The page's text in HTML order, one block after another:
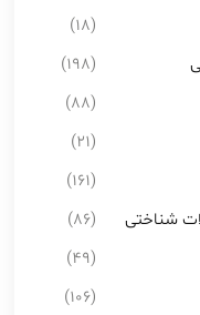
(18)
(198)
(88)
(21)
(161)
شناختی
(86)
(49)
(106)